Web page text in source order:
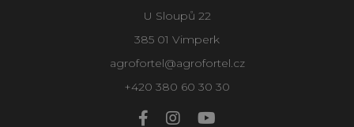
U Sloupů 22
385 01 Vimperk
agrofortel@agrofortel.cz
+420 380 60 30 30